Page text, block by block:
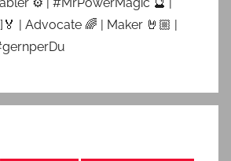
⚙ | #MrPowerMagic 🔮 |
| Advocate 🌈 | Maker 🤘🏼 |